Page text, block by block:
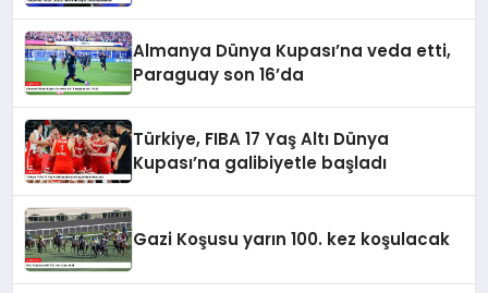
Almanya Dünya Kupası’na veda etti,
Paraguay son 16’da
Türkiye, FIBA 17 Yaş Altı Dünya
Kupası’na galibiyetle başladı
Gazi Koşusu yarın 100. kez koşulacak